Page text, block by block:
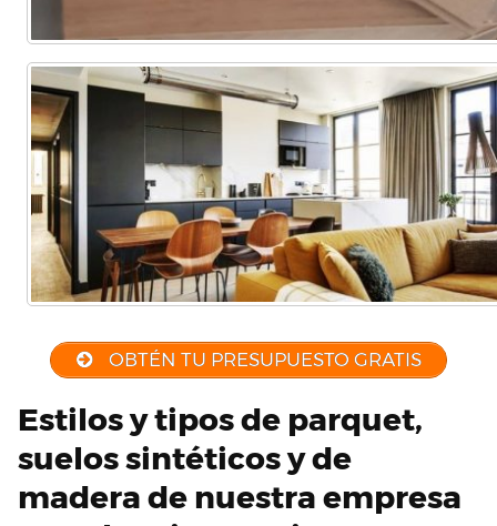
OBTÉN TU PRESUPUESTO GRATIS
Estilos y tipos de parquet,
suelos sintéticos y de
madera de nuestra empresa